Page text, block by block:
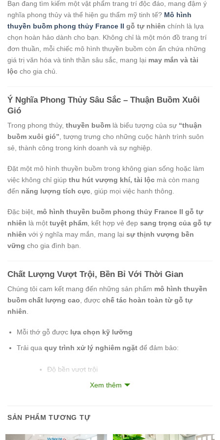
Bạn đang tìm kiếm một vật phẩm trang trí độc đáo, mang đậm ý
nghĩa phong thủy và thể hiện gu thẩm mỹ tinh tế? Mô hình
thuyền buồm phong thủy France II gỗ tự nhiên chính là lựa
chọn hoàn hảo dành cho bạn. Không chỉ là một món đồ trang trí
đơn thuần, mỗi chiếc mô hình thuyền buồm còn ẩn chứa những
giá trị văn hóa và tinh thần sâu sắc, mang lại may mắn và tài
lộc cho gia chủ.
Ý Nghĩa Phong Thủy Sâu Sắc – Thuận Buồm Xuôi
Gió
Trong phong thủy, thuyền buồm là biểu tượng của sự “thuận
buồm xuôi gió”, tượng trưng cho những cuộc hành trình suôn
sẻ, thành công trong kinh doanh và sự nghiệp.
Đặt một mô hình thuyền buồm trong không gian sống hoặc làm
việc không chỉ giúp thu hút vượng khí, tài lộc mà còn mang
đến năng lượng tích cực , giúp mọi việc hanh thông.
Đặc biệt, mô hình thuyền buồm phong thủy France II gỗ tự
nhiên là một tuyệt phẩm , kết hợp vẻ đẹp sang trọng của gỗ tự
nhiên với ý nghĩa may mắn, mang lại sự thịnh vượng bền
vững cho gia đình bạn.
Chất Lượng Vượt Trội, Bền Bỉ Với Thời Gian
Chúng tôi cam kết mang đến những sản phẩm mô hình thuyền
buồm chất lượng cao, được chế tác hoàn toàn từ gỗ tự
nhiên.
Mỗi thớ gỗ được lựa chọn kỹ lưỡng
Trải qua quy trình xử lý nghiêm ngặtđể đảm bảo:
Độ bền vượt trội
Chống cong vênh, mối mọt theo thời gian
buồmđếncác phụ kiện nhỏ
Xem thêm
SẢN PHẨM TƯƠNG TỰ